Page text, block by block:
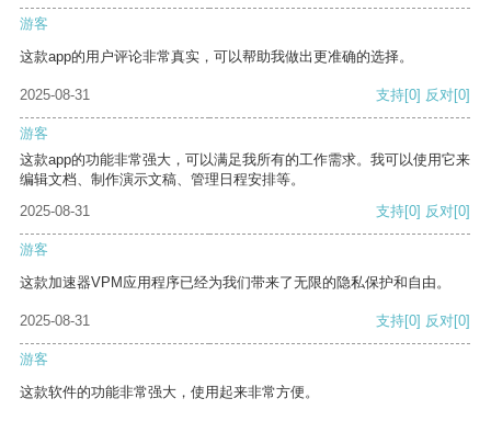
游客
这款app的用户评论非常真实，可以帮助我做出更准确的选择。
2025-08-31 支持[0] 反对[0]
游客
这款app的功能非常强大，可以满足我所有的工作需求。我可以使用它来
编辑文档、制作演示文稿、管理日程安排等。
2025-08-31
支持[0] 反对[0]
游客
这款加速器VPM应用程序已经为我们带来了无限的隐私保护和自由。
2025-08-31 支持[0] 反对[0]
游客
这款软件的功能非常强大，使用起来非常方便。